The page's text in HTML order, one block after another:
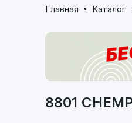
Главная Каталог
8801